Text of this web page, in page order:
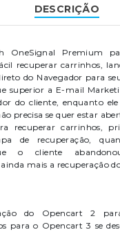
DESCRIÇÃO
OneSignal Premium
recuperar carrinhos,
do Navegador para
superior a E-mail
do cliente, enquanto
precisa se quer estar
recuperar carrinhos,
de recuperação,
o cliente
mais a recuperação
do Opencart 2
para o Opencart 3 se